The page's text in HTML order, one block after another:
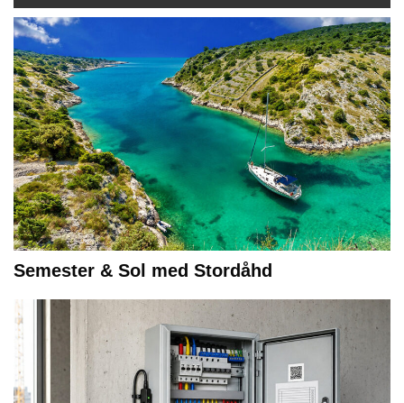
Semester & Sol med Stordåhd